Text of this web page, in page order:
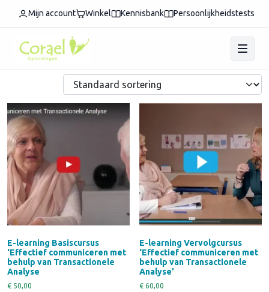
Mijn account Winkel Kennisbank Persoonlijkheidstests
4 uur
Toont alle 2 resultaten
E-learning Basiscursus
‘Effectief communiceren met
behulp van Transactionele
Analyse
€ 50,00
E-learning Vervolgcursus
‘Effectief communiceren met
behulp van Transactionele
Analyse’
€ 60,00